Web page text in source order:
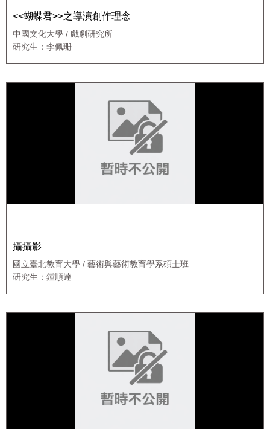
<<蝴蝶君>>之導演創作理念
中國文化大學 / 戲劇研究所
研究生：李佩珊
攝攝影
國立臺北教育大學 / 藝術與藝術教育學系碩士班
研究生：鍾順達